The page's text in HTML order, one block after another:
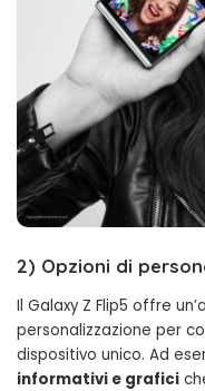
2) Opzioni di
Il Galaxy Z Flip5 offre
personalizzazione per
dispositivo unico. Ad
informativi e grafici